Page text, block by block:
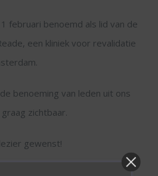
februari benoemd als lid van de
een kliniek voor revalidatie
benoeming van leden uit ons
zichtbaar.
gewenst!